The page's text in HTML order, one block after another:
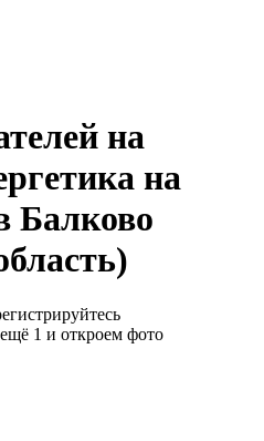
на
на
Балково
1 и откроем фото